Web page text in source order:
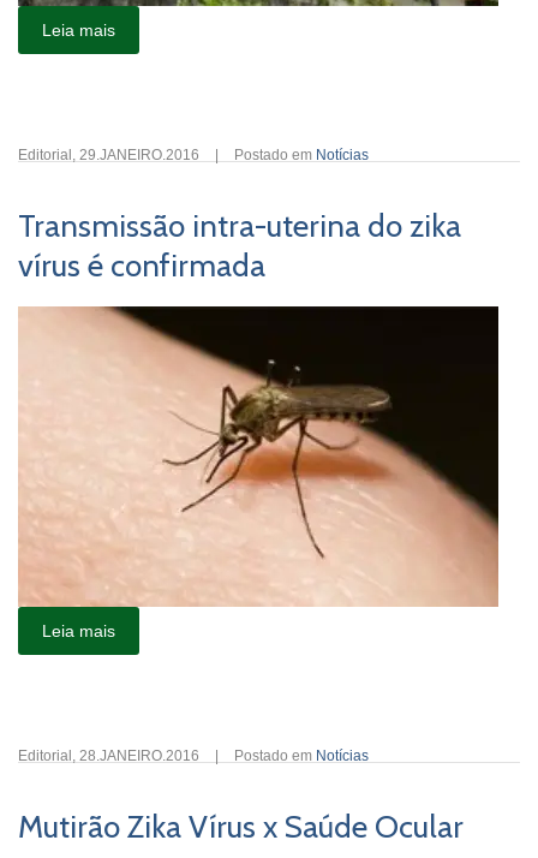
Leia mais
Editorial , 29.JANEIRO.2016 Postado em Notícias
Transmissão intra-uterina do zika
vírus é confirmada
Leia mais
Editorial , 28.JANEIRO.2016 Postado em Notícias
Mutirão Zika Vírus x Saúde Ocular